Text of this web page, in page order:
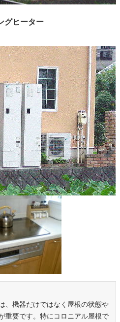
グヒーター
、機器だけではなく屋根の状態や
重要です。特にコロニアル屋根で